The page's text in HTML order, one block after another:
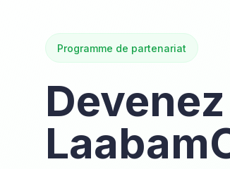
Programme de partenariat